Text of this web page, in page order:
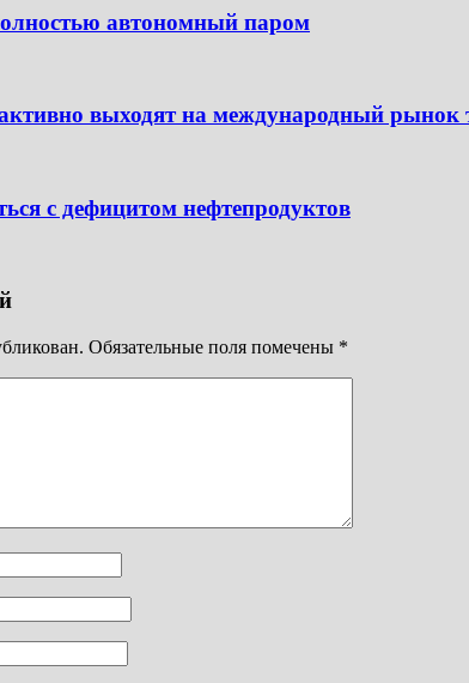
автономный паром
выходят на международный рынок
с дефицитом нефтепродуктов
Обязательные поля помечены *